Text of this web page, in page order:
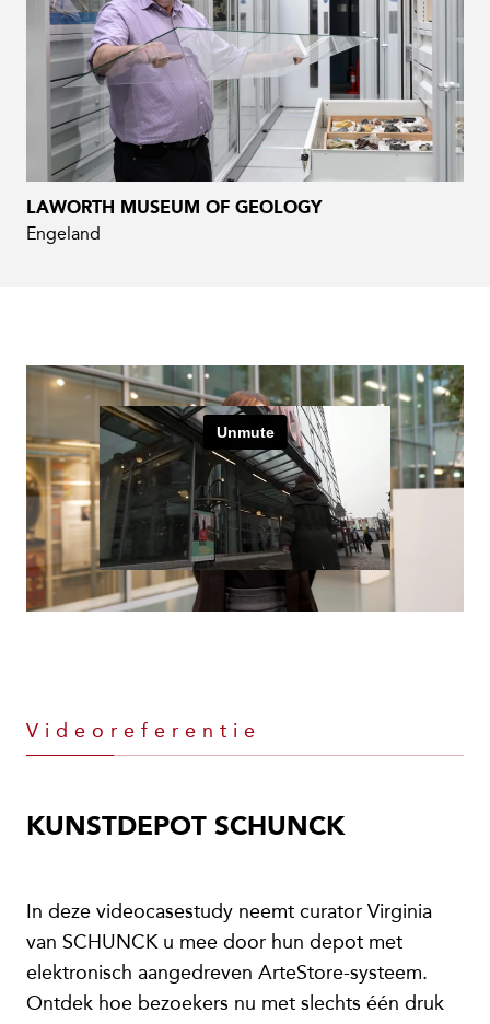
LAWORTH MUSEUM OF GEOLOGY
Engeland
Videoreferentie
KUNSTDEPOT SCHUNCK
In deze videocasestudy neemt curator Virginia
van SCHUNCK u mee door hun depot met
elektronisch aangedreven ArteStore-systeem.
Ontdek hoe bezoekers nu met slechts één druk